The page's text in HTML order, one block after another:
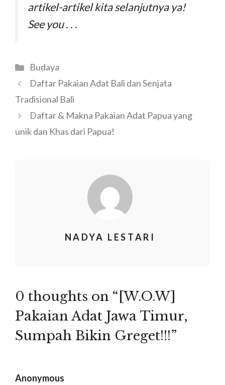
artikel-artikel kita selanjutnya ya!
See you . . .
Budaya
Daftar Pakaian Adat Bali dan Senjata
Tradisional Bali
Daftar & Makna Pakaian Adat Papua yang
unik dan Khas dari Papua!
NADYA LESTARI
0 thoughts on “[W.O.W]
Pakaian Adat Jawa Timur,
Sumpah Bikin Greget!!!”
Anonymous